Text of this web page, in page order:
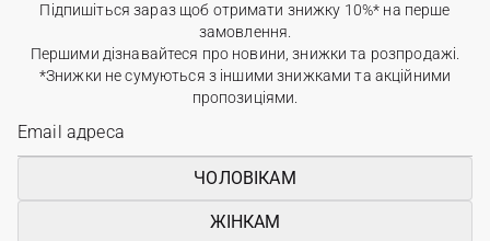
Підпишіться зараз щоб отримати знижку 10%* на перше
замовлення.
Першими дізнавайтеся про новини, знижки та розпродажі.
*Знижки не сумуються з іншими знижками та акційними
пропозиціями.
ЧОЛОВІКАМ
ЖІНКАМ